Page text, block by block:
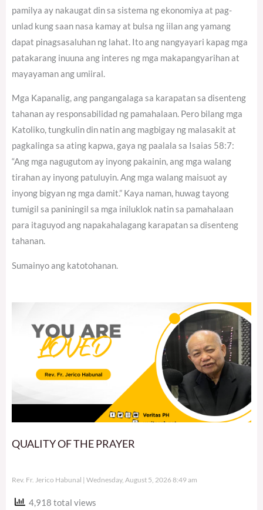
pamilya ay nakaugat din sa sistema ng ekonomiya at pag-
unlad kung saan nasa kamay at bulsa ng iilan ang yamang
dapat pinagsasaluhan ng lahat. Ito ang nangyayari kapag mga
patakarang inuuna ang interes ng mga makapangyarihan at
mayayaman ang umiiral.
Mga Kapanalig, ang pangangalaga sa karapatan sa disenteng
tahanan ay responsabilidad ng pamahalaan. Pero bilang mga
Katoliko, tungkulin din natin ang magbigay ng malasakit at
pagkalinga sa ating kapwa, gaya ng paalala sa Isaias 58:7:
“Ang mga nagugutom ay inyong pakainin, ang mga walang
tirahan ay inyong patuluyin. Ang mga walang maisuot ay
inyong bigyan ng mga damit.” Kaya naman, huwag tayong
tumigil sa paniningil sa mga iniluklok natin sa pamahalaan
para itaguyod ang napakahalagang karapatan sa disenteng
tahanan.
Sumainyo ang katotohanan.
QUALITY OF THE PRAYER
Rev. Fr. Jerico Habunal Wednesday, August 5, 2026 8:49 am
4,918 total views